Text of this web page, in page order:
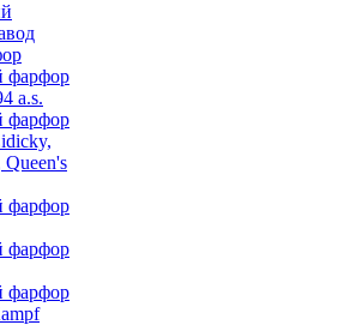
фарфор
a.s.
фарфор
Queen's
фарфор
фарфор
фарфор